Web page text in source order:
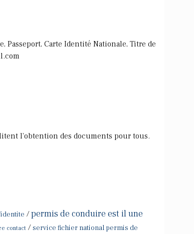
Passeport, Carte Identité Nationale, Titre de
l'obtention des documents pour tous.
/permis de conduire est il une
contact /service fichier national permis de